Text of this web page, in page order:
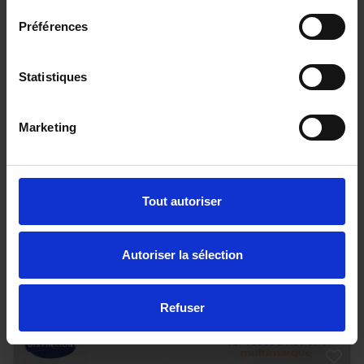
Préférences
Statistiques
Marketing
Tout autoriser
Autoriser la sélection
Refuser
1.2 PACK HYBRID
manuelle